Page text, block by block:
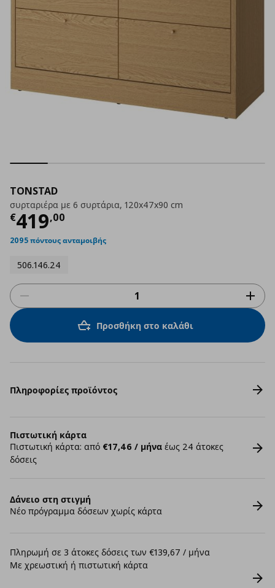
TONSTAD
συρταριέρα με 6 συρτάρια, 120x47x90 cm
€419,00
Τρέχουσα τιμή
2095 πόντους ανταμοιβής
506.146.24
Προσθήκη στο καλάθι
Πληροφορίες προϊόντος
Πιστωτική κάρτα
Πιστωτική κάρτα: από €17,46 / μήνα έως 24 άτοκες
δόσεις
Δάνειο στη στιγμή
Νέο πρόγραμμα δόσεων χωρίς κάρτα
Πληρωμή σε 3 άτοκες δόσεις των €139,67 / μήνα
Με χρεωστική ή πιστωτική κάρτα